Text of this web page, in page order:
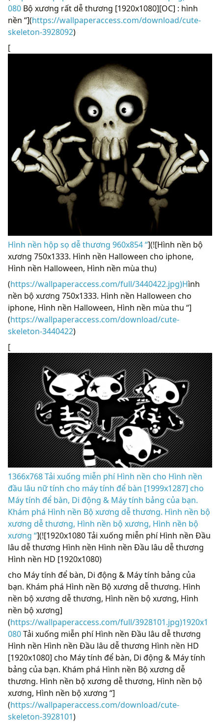
080 Bộ xương rất dễ thương [1920x1080][OC] : hình
nền “](https://wallpaperaccess.com/download/cute-
skeleton-3928092)
[
Hình nền hộp sọ dễ thương 960x854 “](![Hình nền bộ
xương 750x1333. Hình nền Halloween cho iphone,
Hình nền Halloween, Hình nền mùa thu)
(https://wallpaperaccess.com/full/3440422.jpg)Hình
nền bộ xương 750x1333. Hình nền Halloween cho
iphone, Hình nền Halloween, Hình nền mùa thu “]
(https://wallpaperaccess.com/download/cute-
skeleton-3440422)
[
1366x768 Tải xuống miễn phí Hình nền cho Hình nền
đầu lâu nữ tính cho máy tính để bàn [1999x1287] cho
Máy tính để bàn, Di động & Máy tính bảng của bạn.
Khám phá Hình nền Bộ xương dễ thương. Hình nền bộ
xương dễ thương, Hình nền bộ xương, Hình nền bộ
xương “](![1920x1080 Tải xuống miễn phí Hình nền Đầu
lâu dễ thương Hình nền Hình nền Đầu lâu dễ thương
Hình nền HD [1920x1080)
cho Máy tính để bàn, Di động & Máy tính bảng của
bạn. Khám phá Hình nền Bộ xương dễ thương. Hình
nền bộ xương dễ thương, Hình nền bộ xương, Hình
nền bộ xương]
(https://wallpaperaccess.com/full/3928101.jpg)1920x1
080Tải xuống miễn phí Hình nền Đầu lâu dễ thương
Hình nền Hình nền Đầu lâu dễ thương Hình nền HD
[1920x1080] cho Máy tính để bàn, Di động & Máy tính
bảng của bạn. Khám phá Hình nền Bộ xương dễ
thương. Hình nền bộ xương dễ thương, Hình nền bộ
xương, Hình nền bộ xương “]
(https://wallpaperaccess.com/download/cute-
skeleton-3928101)